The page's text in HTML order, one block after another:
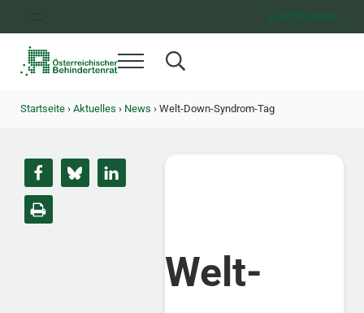
Leicht lesen
Menü Search...
Startseite › Aktuelles › News ›Welt-Down-Syndrom-Tag
Welt-